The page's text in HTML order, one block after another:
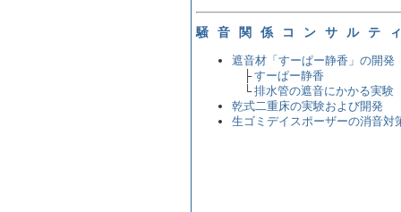
騒音関係コンサルテ
遮音材「すーぱー静香」の開発
├すーぱー静香
└排水管の遮音にかかる実験
乾式二重床の実験および開発
生ゴミデイスポーザーの消音対